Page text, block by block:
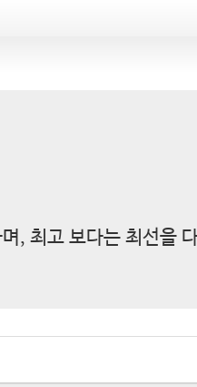
, 최고 보다는 최선을